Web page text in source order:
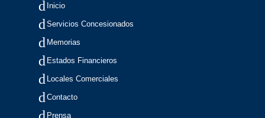
Inicio
Servicios Concesionados
Memorias
Estados Financieros
Locales Comerciales
Contacto
Prensa